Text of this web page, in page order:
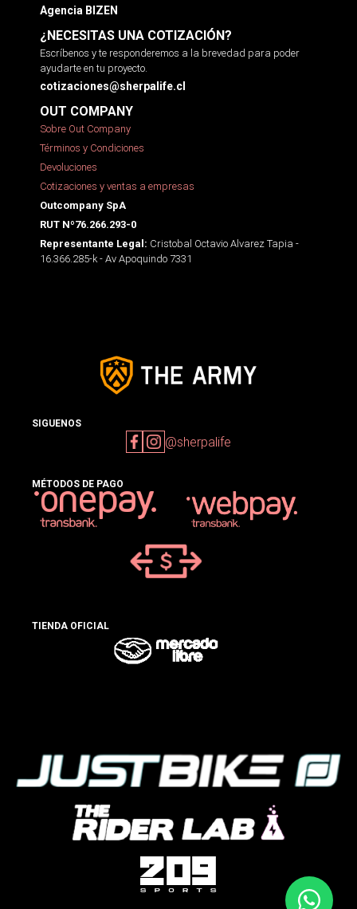
Agencia BIZEN
¿NECESITAS UNA COTIZACIÓN?
Escríbenos y te responderemos a la brevedad para poder
ayudarte en tu proyecto.
cotizaciones@sherpalife.cl
OUT COMPANY
Sobre Out Company
Términos y Condiciones
Devoluciones
Cotizaciones y ventas a empresas
Outcompany SpA
RUT Nº76.266.293-0
Representante Legal: Cristobal Octavio Alvarez Tapia -
16.366.285-k - Av Apoquindo 7331
SIGUENOS
@sherpalife
MÉTODOS DE PAGO
TIENDA OFICIAL